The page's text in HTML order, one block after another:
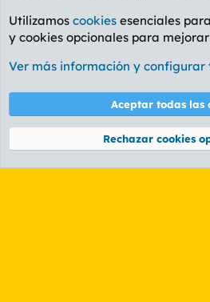
Etiquetas
Cookies
PL OLDSTYLE
Términos y reglas
Community platform by XenForo® © 2010-
Utilizamos cookies esenciales
y cookies opcionales para
Ver más información y configurar
Aceptar todas las
Rechazar cookies